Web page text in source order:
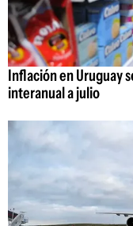
Inflación en Uruguay
interanual a julio